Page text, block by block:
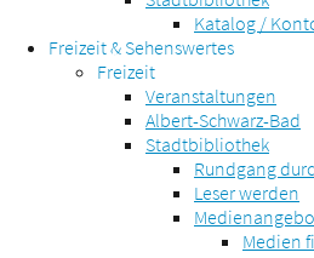
Katalog /
Freizeit & Sehenswertes
Freizeit
Veranstaltungen
Albert-Schwarz-Bad
Stadtbibliothek
Rundgang
Leser werden
Medien